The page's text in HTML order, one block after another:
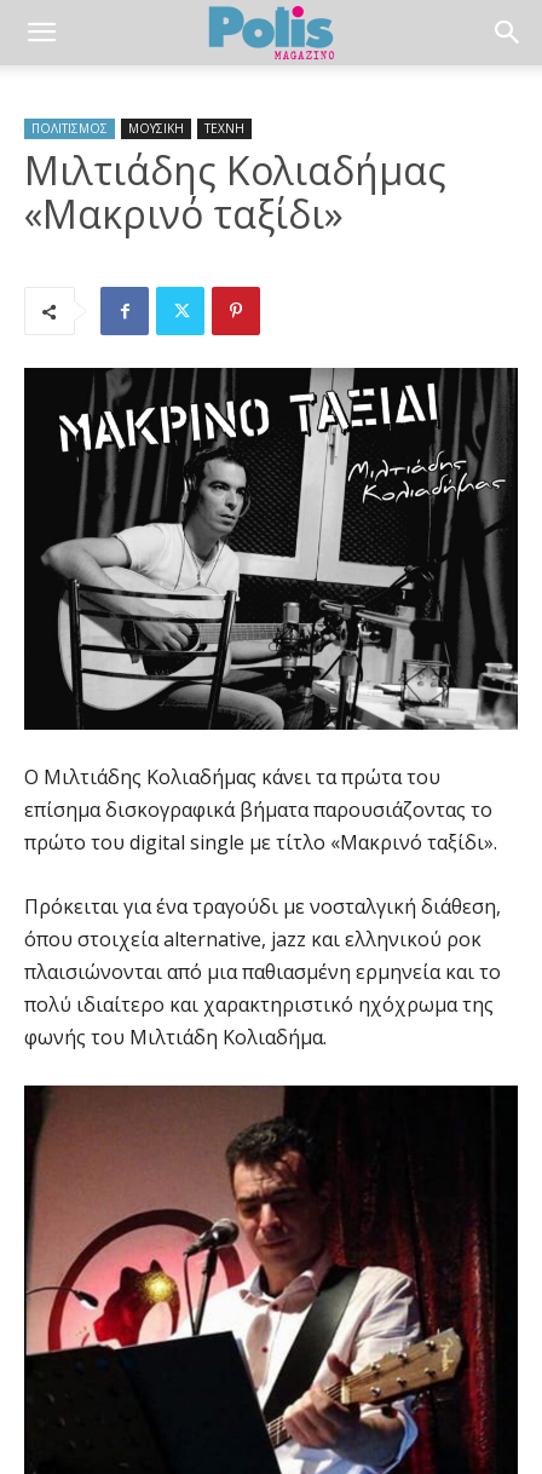
ΠΟΛΙΤΙΣΜΟΣ ΜΟΥΣΙΚΗ ΤΕΧΝΗ
Μιλτιάδης Κολιαδήμας
«Μακρινό ταξίδι»
Ο Μιλτιάδης Κολιαδήμας κάνει τα πρώτα του
επίσημα δισκογραφικά βήματα παρουσιάζοντας το
πρώτο του digital single με τίτλο «Μακρινό ταξίδι».
Πρόκειται για ένα τραγούδι με νοσταλγική διάθεση,
όπου στοιχεία alternative, jazz και ελληνικού ροκ
πλαισιώνονται από μια παθιασμένη ερμηνεία και το
πολύ ιδιαίτερο και χαρακτηριστικό ηχόχρωμα της
φωνής του Μιλτιάδη Κολιαδήμα.